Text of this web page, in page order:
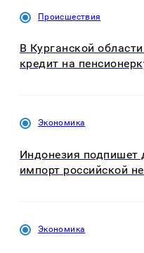
Происшествия
В Курганской
кредит на
Экономика
Индонезия подпишет
импорт российской
Экономика